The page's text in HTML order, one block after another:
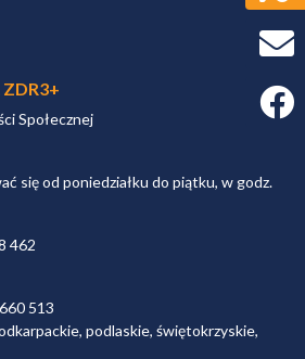
Społecznej
się od poniedziałku do piątku, w godz.
462
513
podlaskie, świętokrzyskie,